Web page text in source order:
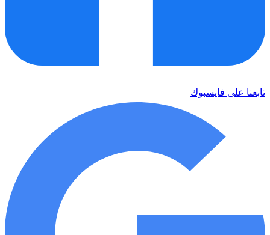
تابعنا على فايسبوك